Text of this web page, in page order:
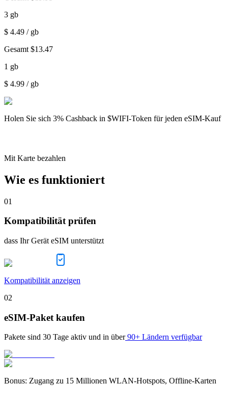
3 gb
$ 4.49 / gb
Gesamt $13.47
1 gb
$ 4.99 / gb
Holen Sie sich 3% Cashback in $WIFI-Token für jeden eSIM-Kauf
Mit Karte bezahlen
Wie es funktioniert
01
Kompatibilität prüfen
dass Ihr Gerät eSIM unterstützt
Kompatibilität anzeigen
02
eSIM-Paket kaufen
Pakete sind 30 Tage aktiv und in über 90+ Ländern verfügbar
Bonus: Zugang zu 15 Millionen WLAN-Hotspots, Offline-Karten